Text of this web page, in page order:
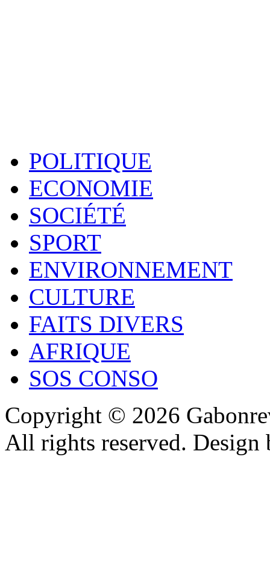
POLITIQUE
ECONOMIE
SOCIÉTÉ
SPORT
ENVIRONNEMENT
CULTURE
FAITS DIVERS
AFRIQUE
SOS CONSO
Copyright © 2026
All rights reserved.